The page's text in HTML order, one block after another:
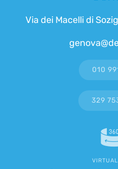
Via dei Macelli di
010
329